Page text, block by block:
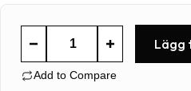
Duty
Lägg
Add to Compare